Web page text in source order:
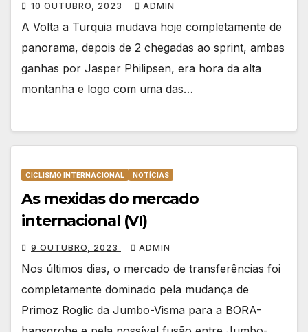
10 OUTUBRO, 2023 ADMIN
A Volta a Turquia mudava hoje completamente de
panorama, depois de 2 chegadas ao sprint, ambas
ganhas por Jasper Philipsen, era hora da alta
montanha e logo com uma das…
CICLISMO INTERNACIONAL NOTÍCIAS
As mexidas do mercado
internacional (VI)
9 OUTUBRO, 2023 ADMIN
Nos últimos dias, o mercado de transferências foi
completamente dominado pela mudança de
Primoz Roglic da Jumbo-Visma para a BORA-